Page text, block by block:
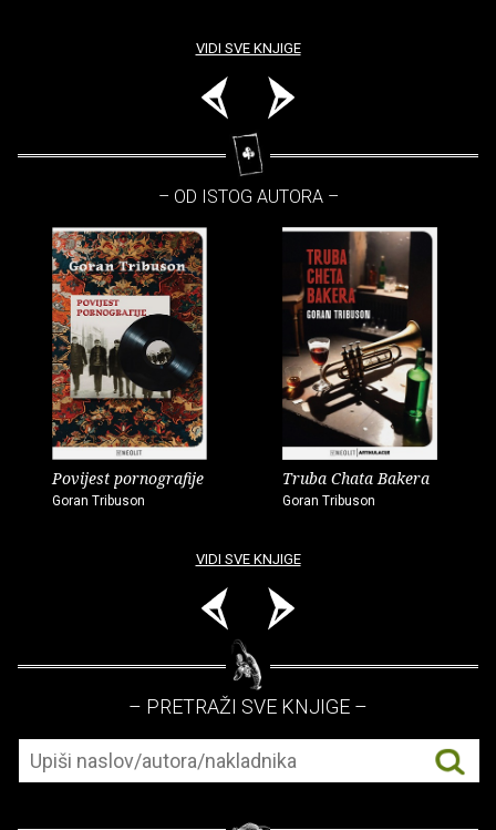
VIDI SVE KNJIGE
– OD ISTOG AUTORA –
Povijest pornografije
Goran Tribuson
Truba Chata Bakera
Goran Tribuson
VIDI SVE KNJIGE
– PRETRAŽI SVE KNJIGE –